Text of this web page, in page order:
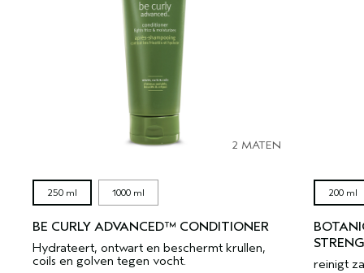
2 MATEN
250 ml 1000 ml
BE CURLY ADVANCED™ CONDITIONER
Hydrateert, ontwart en beschermt krullen,
coils en golven tegen vocht.
200 ml
reinigt